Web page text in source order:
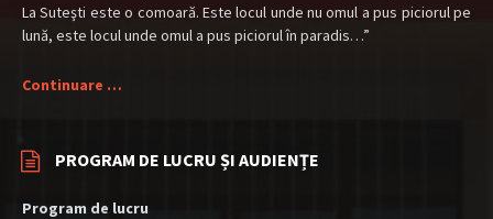
La Suteşti este o comoară. Este locul unde nu omul a pus piciorul pe
lună, este locul unde omul a pus piciorul în paradis…”
Continuare …
PROGRAM DE LUCRU ȘI AUDIENȚE
Program de lucru